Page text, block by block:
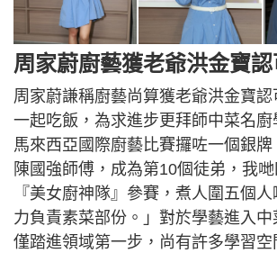
周家蔚廚藝獲老爺洪金寶
周家蔚謙稱廚藝尚算獲老爺洪金寶
一起吃飯，為求進步更拜師中菜名
馬來西亞國際廚藝比賽攞咗一個銀
陳國強師傅，成為第10個徒弟，我
『美女廚神隊』參賽，煮人圍五個
力負責素菜部份。」對於學藝進入
僅踏進領域第一步，尚有許多學習